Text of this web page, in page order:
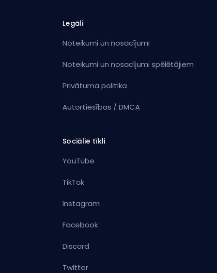
Legāli
Noteikumi un nosacījumi
Noteikumi un nosacījumi spēlētājiem
Privātuma politika
Autortiesības / DMCA
Sociālie tīkli
YouTube
TikTok
Instagram
Facebook
Discord
Twitter